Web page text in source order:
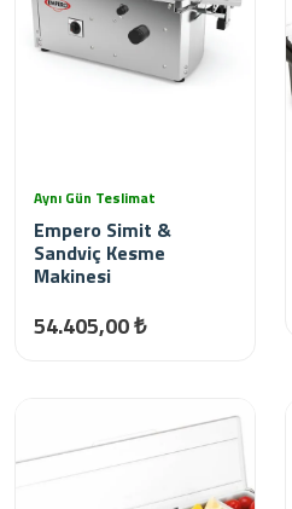
Aynı Gün Teslimat
Empero Simit &
Sandviç Kesme
Makinesi
54.405,00 ₺